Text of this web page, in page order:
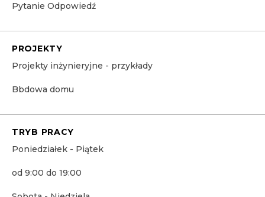
Pytanie Odpowiedź
PROJEKTY
Projekty inżynieryjne - przykłady
Bbdowa domu
TRYB PRACY
Poniedziałek - Piątek
od 9:00 do 19:00